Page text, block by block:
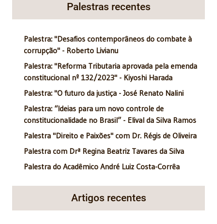
Palestras recentes
Palestra: "Desafios contemporâneos do combate à
corrupção" - Roberto Livianu
Palestra: "Reforma Tributaria aprovada pela emenda
constitucional nº 132/2023" - Kiyoshi Harada
Palestra: "O futuro da justiça - José Renato Nalini
Palestra: “Ideias para um novo controle de
constitucionalidade no Brasil” - Elival da Silva Ramos
Palestra "Direito e Paixões" com Dr. Régis de Oliveira
Palestra com Drª Regina Beatriz Tavares da Silva
Palestra do Acadêmico André Luiz Costa-Corrêa
Artigos recentes